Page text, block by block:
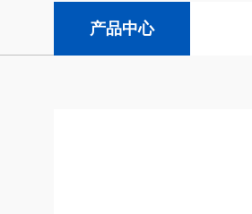
产品中心